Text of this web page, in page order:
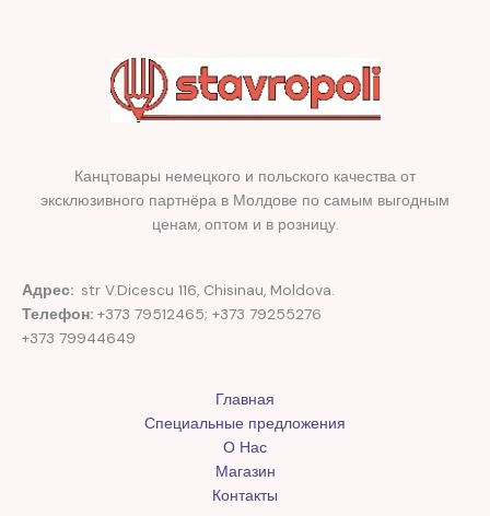
Канцтовары немецкого и польского качества от
эксклюзивного партнёра в Молдове по самым выгодным
ценам, оптом и в розницу.
Адрес: str V.Dicescu 116, Chisinau, Moldova.
Телефон: +373 79512465; +373 79255276
+373 79944649
Главная
Специальные предложения
О Нас
Магазин
Контакты